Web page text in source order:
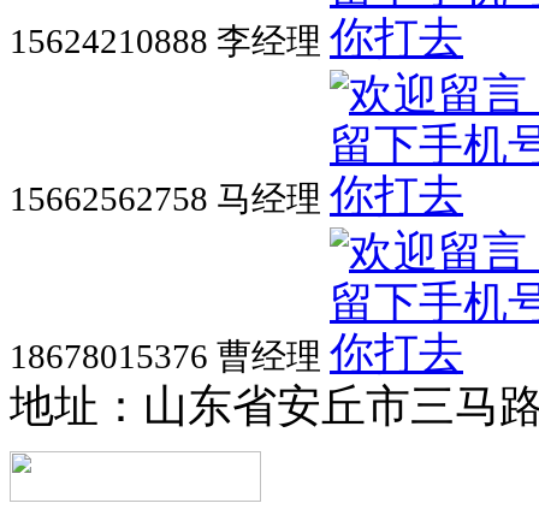
15624210888 李经理
15662562758 马经理
18678015376 曹经理
地址：山东省安丘市三马